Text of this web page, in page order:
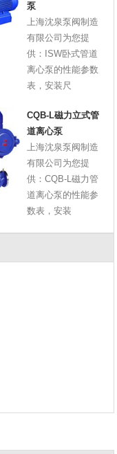
泵
上海沈泉泵阀制造
有限公司为您提
供：ISW卧式管道
离心泵的性能参数
表，安装尺
CQB-L磁力立式管
道离心泵
上海沈泉泵阀制造
有限公司为您提
供：CQB-L磁力管
道离心泵的性能参
数表，安装